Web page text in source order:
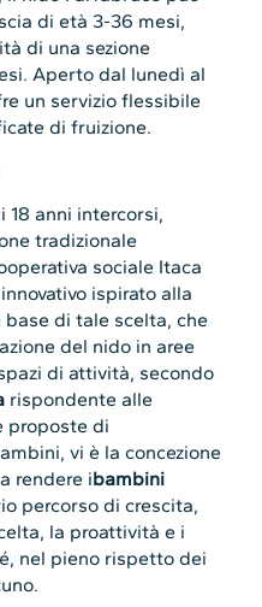
di età 3-36 mesi,
di una sezione
Aperto dal lunedì al
un servizio flessibile
di fruizione.
18 anni intercorsi,
tradizionale
sociale Itaca
ispirato alla
base di tale scelta, che
del nido in aree
di attività, secondo
rispondente alle
proposte di
vi è la concezione
rendere ibambini
percorso di crescita,
la proattività e i
nel pieno rispetto dei